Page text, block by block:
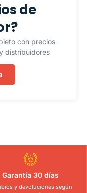
de
con precios
distribuidores
Garantía 30 días
y devoluciones según